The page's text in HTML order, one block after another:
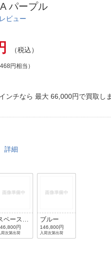
ート
パープル
ビュー
（税込）
円相当）
ンチなら 最大66,000円で買取し
詳細
ペースグ
イ
円
荷次第出荷
ブルー
146,800円
入荷次第出荷